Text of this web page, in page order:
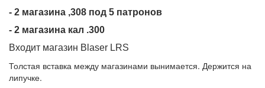
- 2 магазина ,308 под 5 патронов
- 2 магазина кал .300
Входит магазин Blaser LRS
Толстая вставка между магазинами вынимается. Держится на
липучке.